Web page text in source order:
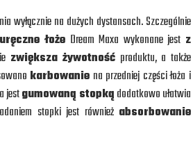
wyłącznie na dużych dystansach. Szczególnie
łożeDream Maxa wykonane jest z
zwiększa żywotność produktu, a także
karbowanie na przedniej części łoża i
jestgumowaną stopkądodatkowo ułatwia
stopki jest również absorbowanie